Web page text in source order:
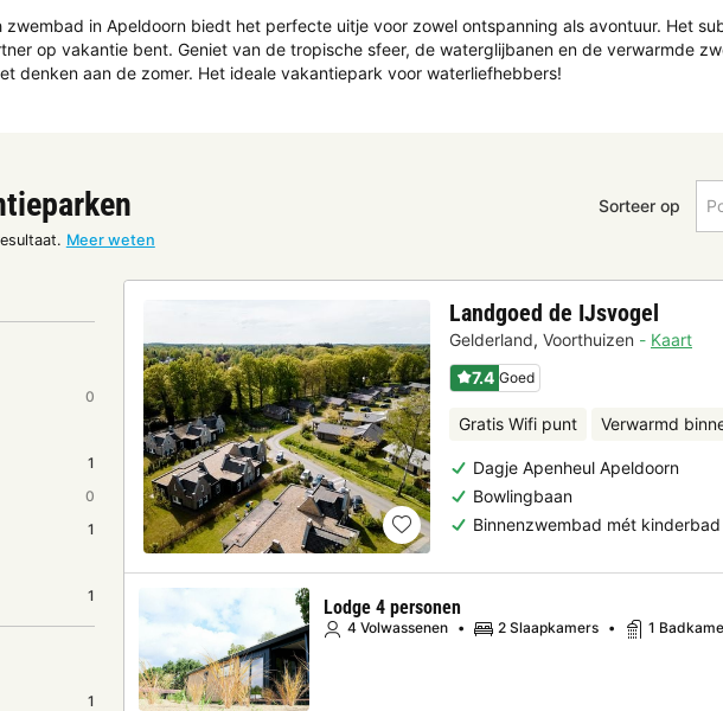
in Apeldoorn biedt het perfecte uitje voor zowel ontspanning als avontuur. Het
op vakantie bent. Geniet van de tropische sfeer, de waterglijbanen en de verwarmde
denken aan de zomer. Het ideale vakantiepark voor waterliefhebbers!
Meer weten
Sorteer op
0
1
0
1
1
1
Landgoed de IJsvogel
Gelderland, Voorthuizen
Kaart
7.4 Goed
Gratis Wifi punt Verwarmd
Dagje Apenheul Apeldoorn
Bowlingbaan
Binnenzwembad mét kinderbad
Lodge 4 personen
4 Volwassenen 2 Slaapkamers 1